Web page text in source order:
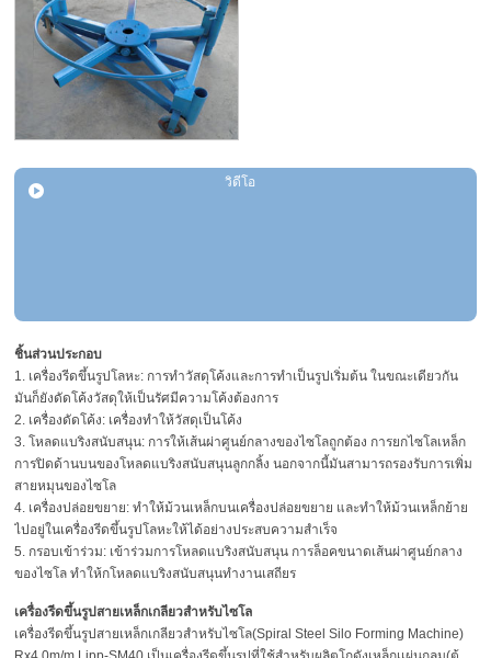
วิดีโอ
ชิ้นส่วนประกอบ
1. เครื่องรีดขึ้นรูปโลหะ: การทำวัสดุโค้งและการทำเป็นรูปเริ่มต้น ในขณะเดียวกัน
มันก็ยังดัดโค้งวัสดุให้เป็นรัศมีความโค้งต้องการ
2. เครื่องดัดโค้ง: เครื่องทำให้วัสดุเป็นโค้ง
3. โหลดแบริงสนับสนุน: การให้เส้นผ่าศูนย์กลางของไซโลถูกต้อง การยกไซโลเหล็ก
การปิดด้านบนของโหลดแบริงสนับสนุนลูกกลิ้ง นอกจากนี้มันสามารถรองรับการเพิ่ม
สายหมุนของไซโล
4. เครื่องปล่อยขยาย: ทำให้ม้วนเหล็กบนเครื่องปล่อยขยาย และทำให้ม้วนเหล็กย้าย
ไปอยู่ในเครื่องรีดขึ้นรูปโลหะให้ได้อย่างประสบความสำเร็จ
5. กรอบเข้าร่วม: เข้าร่วมการโหลดแบริงสนับสนุน การล็อคขนาดเส้นผ่าศูนย์กลาง
ของไซโล ทำให้กโหลดแบริงสนับสนุนทำงานเสถียร
เครื่องรีดขึ้นรูปสายเหล็กเกลียวสำหรับไซโล
เครื่องรีดขึ้นรูปสายเหล็กเกลียวสำหรับไซโล(Spiral Steel Silo Forming Machine)